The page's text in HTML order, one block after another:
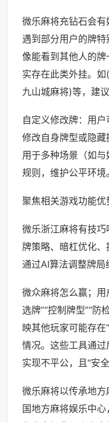
微乐麻将充钻石会
遇到部分用户的牌
像能看到其他人的
实存在此类外挂。
九山城麻将)等，建
自定义修改牌：用户
修改自身牌型或隐藏
用于多种场景（如
规则，维护公平环境。
聚焦相关游戏功能优
微乐浙江麻将有技
牌策略、暗杠优化、
通过AI算法调整牌局
微众麻将怎么赢；
选牌”“控制牌型”“防
映其他玩家可能存在
情况。这些工具通
实现不平公，且“安全
微乐麻将以传承地
国地方麻将娱乐中